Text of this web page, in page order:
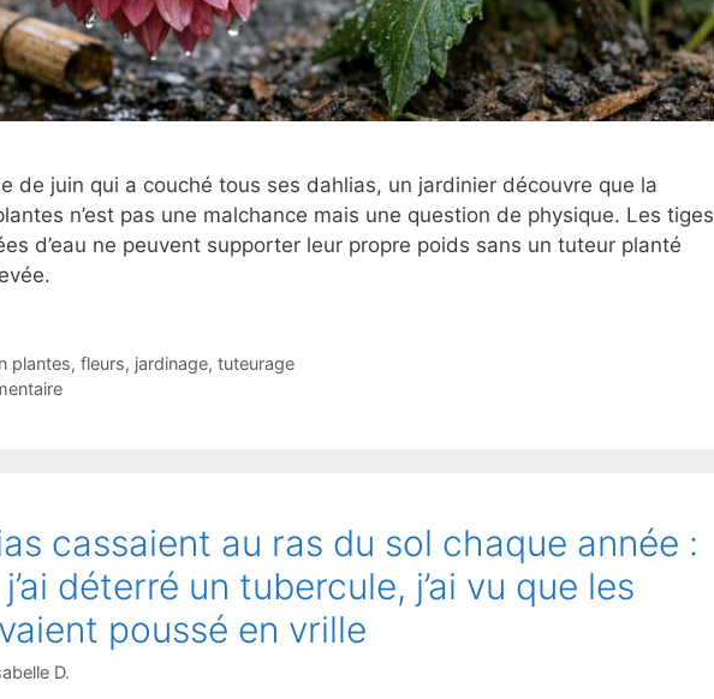
de juin qui a couché tous ses dahlias, un jardinier découvre que la
n’est pas une malchance mais une question de physique. Les tiges
d’eau ne peuvent supporter leur propre poids sans un tuteur planté
plantes, fleurs, jardinage, tuteurage
cassaient au ras du sol chaque année :
déterré un tubercule, j’ai vu que les
poussé en vrille
D.